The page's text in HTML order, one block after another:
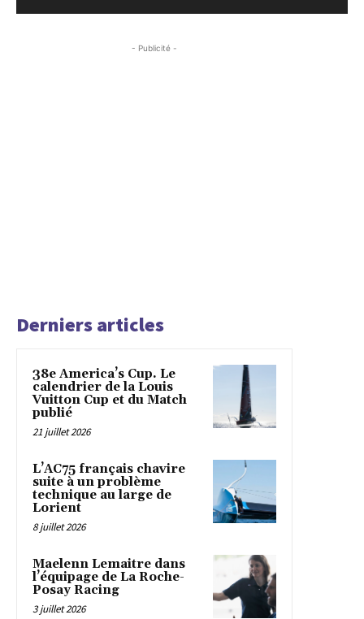
- Publicité -
Derniers articles
38e America’s Cup. Le
calendrier de la Louis
Vuitton Cup et du Match
publié
21 juillet 2026
L’AC75 français chavire
suite à un problème
technique au large de
Lorient
8 juillet 2026
Maelenn Lemaitre dans
l’équipage de La Roche-
Posay Racing
3 juillet 2026